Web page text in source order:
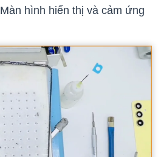
Màn hình hiển thị và cảm ứng